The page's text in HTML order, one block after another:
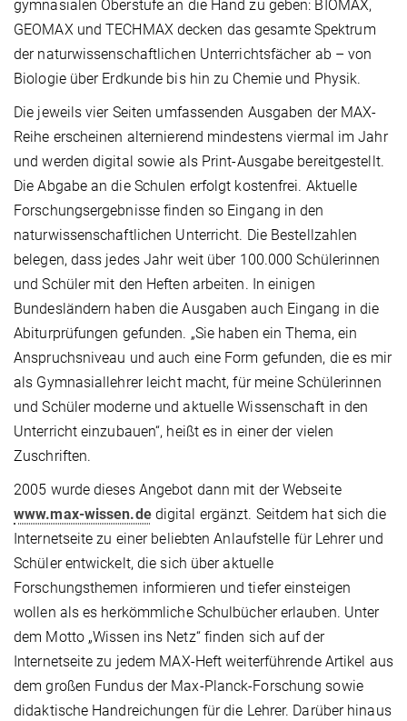
gymnasialen Oberstufe an die Hand zu geben: BIOMAX,
GEOMAX und TECHMAX decken das gesamte Spektrum
der naturwissenschaftlichen Unterrichtsfächer ab – von
Biologie über Erdkunde bis hin zu Chemie und Physik.
Die jeweils vier Seiten umfassenden Ausgaben der MAX-
Reihe erscheinen alternierend mindestens viermal im Jahr
und werden digital sowie als Print-Ausgabe bereitgestellt.
Die Abgabe an die Schulen erfolgt kostenfrei. Aktuelle
Forschungsergebnisse finden so Eingang in den
naturwissenschaftlichen Unterricht. Die Bestellzahlen
belegen, dass jedes Jahr weit über 100.000 Schülerinnen
und Schüler mit den Heften arbeiten. In einigen
Bundesländern haben die Ausgaben auch Eingang in die
Abiturprüfungen gefunden. „Sie haben ein Thema, ein
Anspruchsniveau und auch eine Form gefunden, die es mir
als Gymnasiallehrer leicht macht, für meine Schülerinnen
und Schüler moderne und aktuelle Wissenschaft in den
Unterricht einzubauen“, heißt es in einer der vielen
Zuschriften.
2005 wurde dieses Angebot dann mit der Webseite
www.max-wissen.dedigital ergänzt. Seitdem hat sich die
Internetseite zu einer beliebten Anlaufstelle für Lehrer und
Schüler entwickelt, die sich über aktuelle
Forschungsthemen informieren und tiefer einsteigen
wollen als es herkömmliche Schulbücher erlauben. Unter
dem Motto „Wissen ins Netz“ finden sich auf der
Internetseite zu jedem MAX-Heft weiterführende Artikel aus
dem großen Fundus der Max-Planck-Forschung sowie
didaktische Handreichungen für die Lehrer. Darüber hinaus